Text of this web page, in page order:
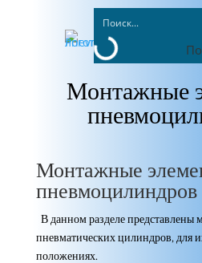
Монтажные
Монтажные
В данном разделе представлены
пневматических цилиндров, для
положениях.